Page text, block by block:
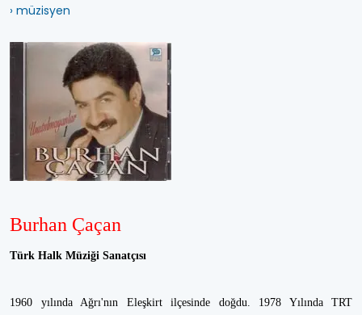
› müzisyen
Burhan Çaçan
Türk Halk Müziği Sanatçısı
1960 yılında Ağrı'nın Eleşkirt ilçesinde doğdu. 1978 Yılında TRT